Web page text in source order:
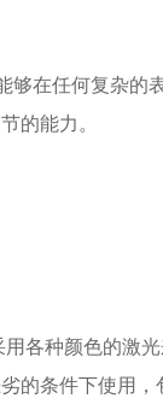
任何复杂的表
的能力。
种颜色的激光
的条件下使用